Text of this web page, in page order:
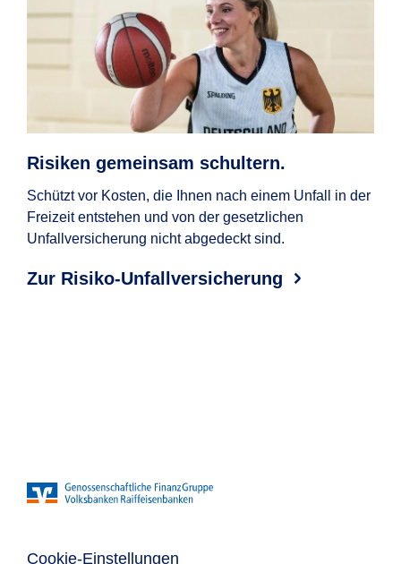
Risiken gemeinsam schultern.
Schützt vor Kosten, die Ihnen nach einem Unfall in der
Freizeit entstehen und von der gesetzlichen
Unfallversicherung nicht abgedeckt sind.
Zur Risiko-Unfallversicherung
Cookie-Einstellungen